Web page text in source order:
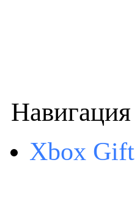
Навигация
Xbox Gift